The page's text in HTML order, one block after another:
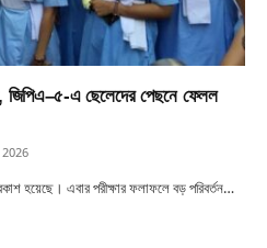
জিপিএ–৫-এ ছেলেদের পেছনে ফেলল
হয়েছে। এবার পরীক্ষার ফলাফলে বড় পরিবর্তন…